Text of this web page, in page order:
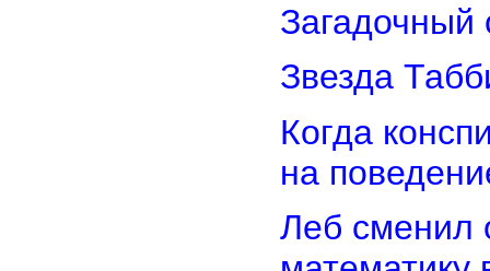
Загадочный
Звезда
Когда
на
Леб сменил